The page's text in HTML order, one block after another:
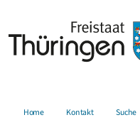
Home Kontakt Suche